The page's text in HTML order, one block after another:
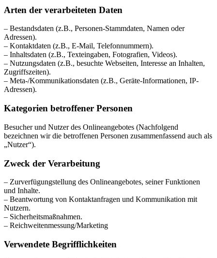
Arten der verarbeiteten Daten
– Bestandsdaten (z.B., Personen-Stammdaten, Namen oder
Adressen).
– Kontaktdaten (z.B., E-Mail, Telefonnummern).
– Inhaltsdaten (z.B., Texteingaben, Fotografien, Videos).
– Nutzungsdaten (z.B., besuchte Webseiten, Interesse an Inhalten,
Zugriffszeiten).
– Meta-/Kommunikationsdaten (z.B., Geräte-Informationen, IP-
Adressen).
Kategorien betroffener Personen
Besucher und Nutzer des Onlineangebotes (Nachfolgend
bezeichnen wir die betroffenen Personen zusammenfassend auch als
„Nutzer“).
Zweck der Verarbeitung
– Zurverfügungstellung des Onlineangebotes, seiner Funktionen
und Inhalte.
– Beantwortung von Kontaktanfragen und Kommunikation mit
Nutzern.
– Sicherheitsmaßnahmen.
– Reichweitenmessung/Marketing
Verwendete Begrifflichkeiten